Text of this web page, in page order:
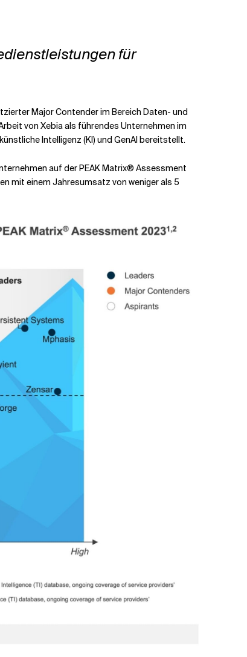
für
Major Contender im Bereich Daten- und
von Xebia als führendes Unternehmen im
Intelligenz (KI) und GenAI bereitstellt.
auf der PEAK Matrix® Assessment
mit einem Jahresumsatz von weniger als 5